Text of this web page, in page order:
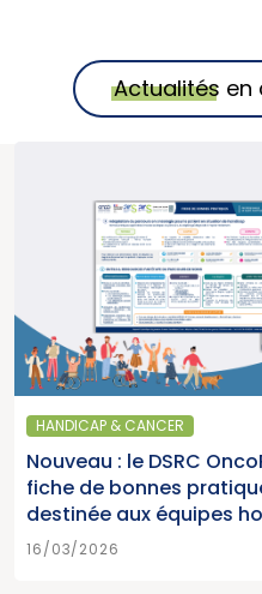
Actualités en
HANDICAP & CANCER
Nouveau : le DSRC
fiche de bonnes
destinée aux équipes
16/03/2026